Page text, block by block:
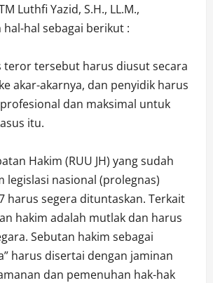
Luthfi Yazid, S.H., LL.M.,
hal sebagai berikut :
teror tersebut harus diusut secara
akar-akarnya, dan penyidik harus
dan maksimal untuk
itu.
Hakim (RUU JH) yang sudah
legislasi nasional (prolegnas)
harus segera dituntaskan. Terkait
hakim adalah mutlak dan harus
Sebutan hakim sebagai
harus disertai dengan jaminan
dan pemenuhan hak-hak